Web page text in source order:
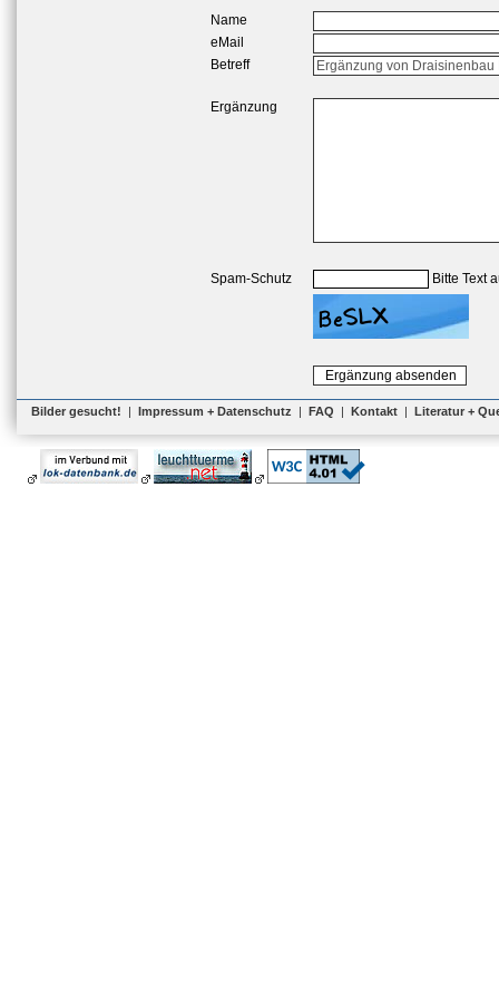
Name
eMail
Betreff
Ergänzung
Spam-Schutz Bitte Text
Bilder gesucht! | Impressum + Datenschutz | FAQ | Kontakt | Literatur +